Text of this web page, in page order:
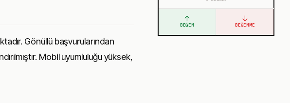
Gönüllü başvurularından
Mobil uyumluluğu yüksek,
↑
BEĞEN
↓
BEĞENME